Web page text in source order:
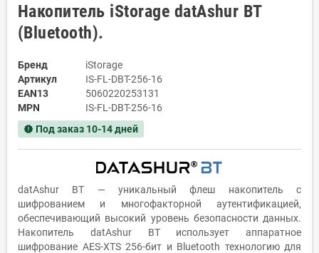
Накопитель iStorage datAshur BT
(Bluetooth).
Бренд
iStorage
Артикул
IS-FL-DBT-256-16
EAN13
5060220253131
MPN
IS-FL-DBT-256-16
new_releases Под заказ 10-14 дней
datAshur BT — уникальный флеш накопитель с
шифрованием и многофакторной аутентификацией,
обеспечивающий высокий уровень безопасности данных.
Накопитель datAshur BT использует аппаратное
шифрование AES-XTS 256-бит и Bluetooth технологию для